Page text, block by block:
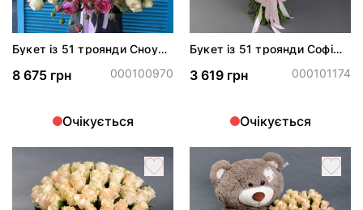
Букет із 51 троянди Сноу
8 675 грн 000100970
Очікується
Букет із 51 троянди Софі
3 619 грн 000101174
Очікується